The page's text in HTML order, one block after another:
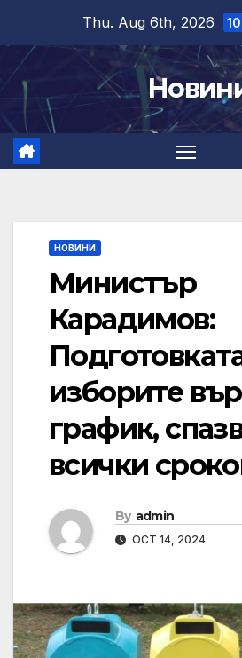
content
Thu. Aug 6th, 2026
НОВИНИ
Министър
Карадимов:
изборите
график,
всички
By admin
OCT 14, 2024